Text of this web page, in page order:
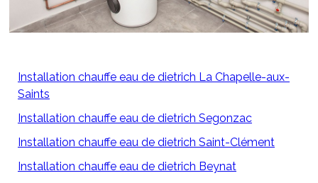
Installation chauffe eau de dietrich La Chapelle-aux-
Saints
Installation chauffe eau de dietrich Segonzac
Installation chauffe eau de dietrich Saint-Clément
Installation chauffe eau de dietrich Beynat